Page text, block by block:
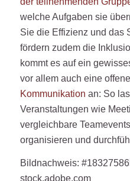
welche Aufgaben sie
Sie die Effizienz und das
fördern zudem die
kommt es auf ein
vor allem auch eine
Kommunikation an: So
Veranstaltungen wie
vergleichbare
organisieren und
Bildnachweis:
stock.adobe.com